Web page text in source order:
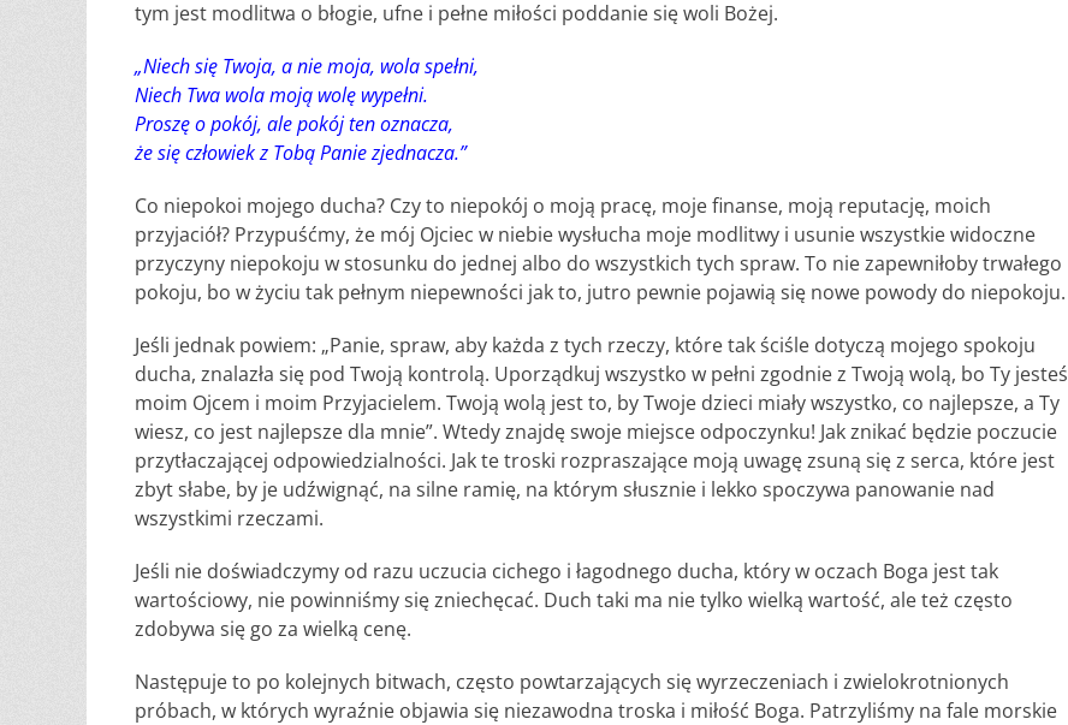
tym jest modlitwa o błogie, ufne i pełne miłości poddanie się woli Bożej.
„Niech się Twoja, a nie moja, wola spełni,
Niech Twa wola moją wolę wypełni.
Proszę o pokój, ale pokój ten oznacza,
że się człowiek z Tobą Panie zjednacza.”
Co niepokoi mojego ducha? Czy to niepokój o moją pracę, moje finanse, moją reputację, moich
przyjaciół? Przypuśćmy, że mój Ojciec w niebie wysłucha moje modlitwy i usunie wszystkie widoczne
przyczyny niepokoju w stosunku do jednej albo do wszystkich tych spraw. To nie zapewniłoby trwałego
pokoju, bo w życiu tak pełnym niepewności jak to, jutro pewnie pojawią się nowe powody do niepokoju.
Jeśli jednak powiem: „Panie, spraw, aby każda z tych rzeczy, które tak ściśle dotyczą mojego spokoju
ducha, znalazła się pod Twoją kontrolą. Uporządkuj wszystko w pełni zgodnie z Twoją wolą, bo Ty jesteś
moim Ojcem i moim Przyjacielem. Twoją wolą jest to, by Twoje dzieci miały wszystko, co najlepsze, a Ty
wiesz, co jest najlepsze dla mnie”. Wtedy znajdę swoje miejsce odpoczynku! Jak znikać będzie poczucie
przytłaczającej odpowiedzialności. Jak te troski rozpraszające moją uwagę zsuną się z serca, które jest
zbyt słabe, by je udźwignąć, na silne ramię, na którym słusznie i lekko spoczywa panowanie nad
wszystkimi rzeczami.
Jeśli nie doświadczymy od razu uczucia cichego i łagodnego ducha, który w oczach Boga jest tak
wartościowy, nie powinniśmy się zniechęcać. Duch taki ma nie tylko wielką wartość, ale też często
zdobywa się go za wielką cenę.
Następuje to po kolejnych bitwach, często powtarzających się wyrzeczeniach i zwielokrotnionych
próbach, w których wyraźnie objawia się niezawodna troska i miłość Boga. Patrzyliśmy na fale morskie